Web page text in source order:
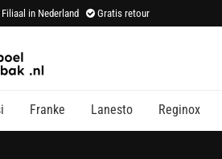
Filiaal in Nederland Gratis retour
Franke Lanesto Reginox